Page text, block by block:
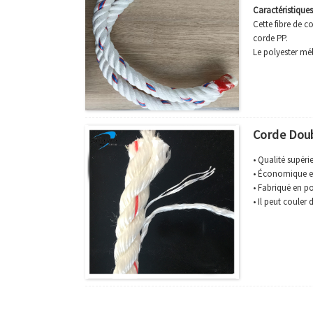
Cette fibre de
corde PP.
Le polyester
Elle est
Les cordes
Corde
• Qualité
• Économique
• Fabriqué en
• Il peut couler